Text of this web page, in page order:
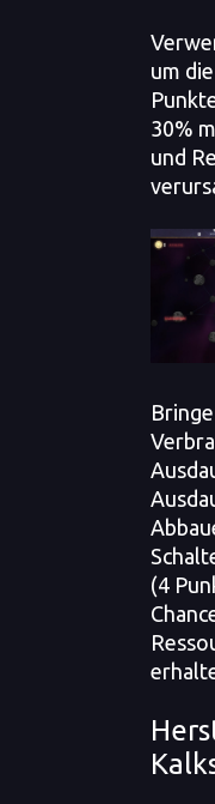
um
30%
und
(4